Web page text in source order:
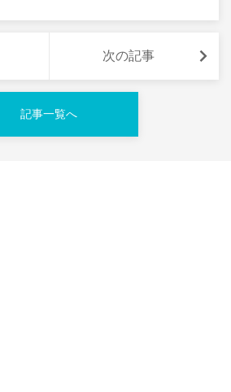
次の記事
記事一覧へ